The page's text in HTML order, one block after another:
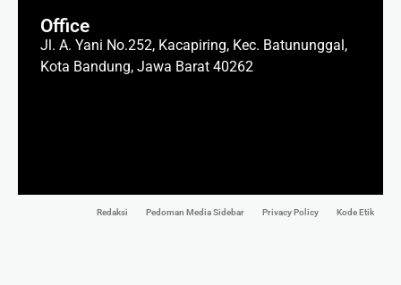
Office
Jl. A. Yani No.252, Kacapiring, Kec. Batununggal,
Kota Bandung, Jawa Barat 40262
Redaksi Pedoman Media Sidebar Privacy Policy Kode Etik